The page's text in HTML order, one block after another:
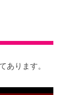
あります。